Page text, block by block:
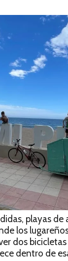
playas
los
dos
dentro de